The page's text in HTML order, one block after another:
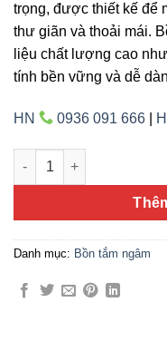
trọng, được thiết kế để
thư giãn và thoải mái.
liệu chất lượng cao
tính bền vững và dễ
HN 0936 091 666
Bồn tắm Gemy G9235 số
Danh mục: Bồn tắm ngâm